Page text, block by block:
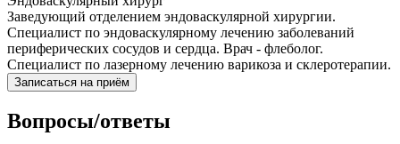
Заведующий отделением эндоваскулярной хирургии.
Специалист по эндоваскулярному лечению заболеваний
периферических сосудов и сердца. Врач - флеболог.
Специалист по лазерному лечению варикоза и склеротерапии.
Записаться на приём
Вопросы/ответы